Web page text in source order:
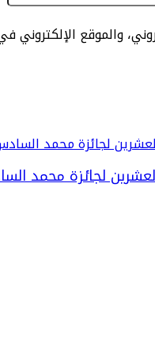
والموقع
لجائزة محمد